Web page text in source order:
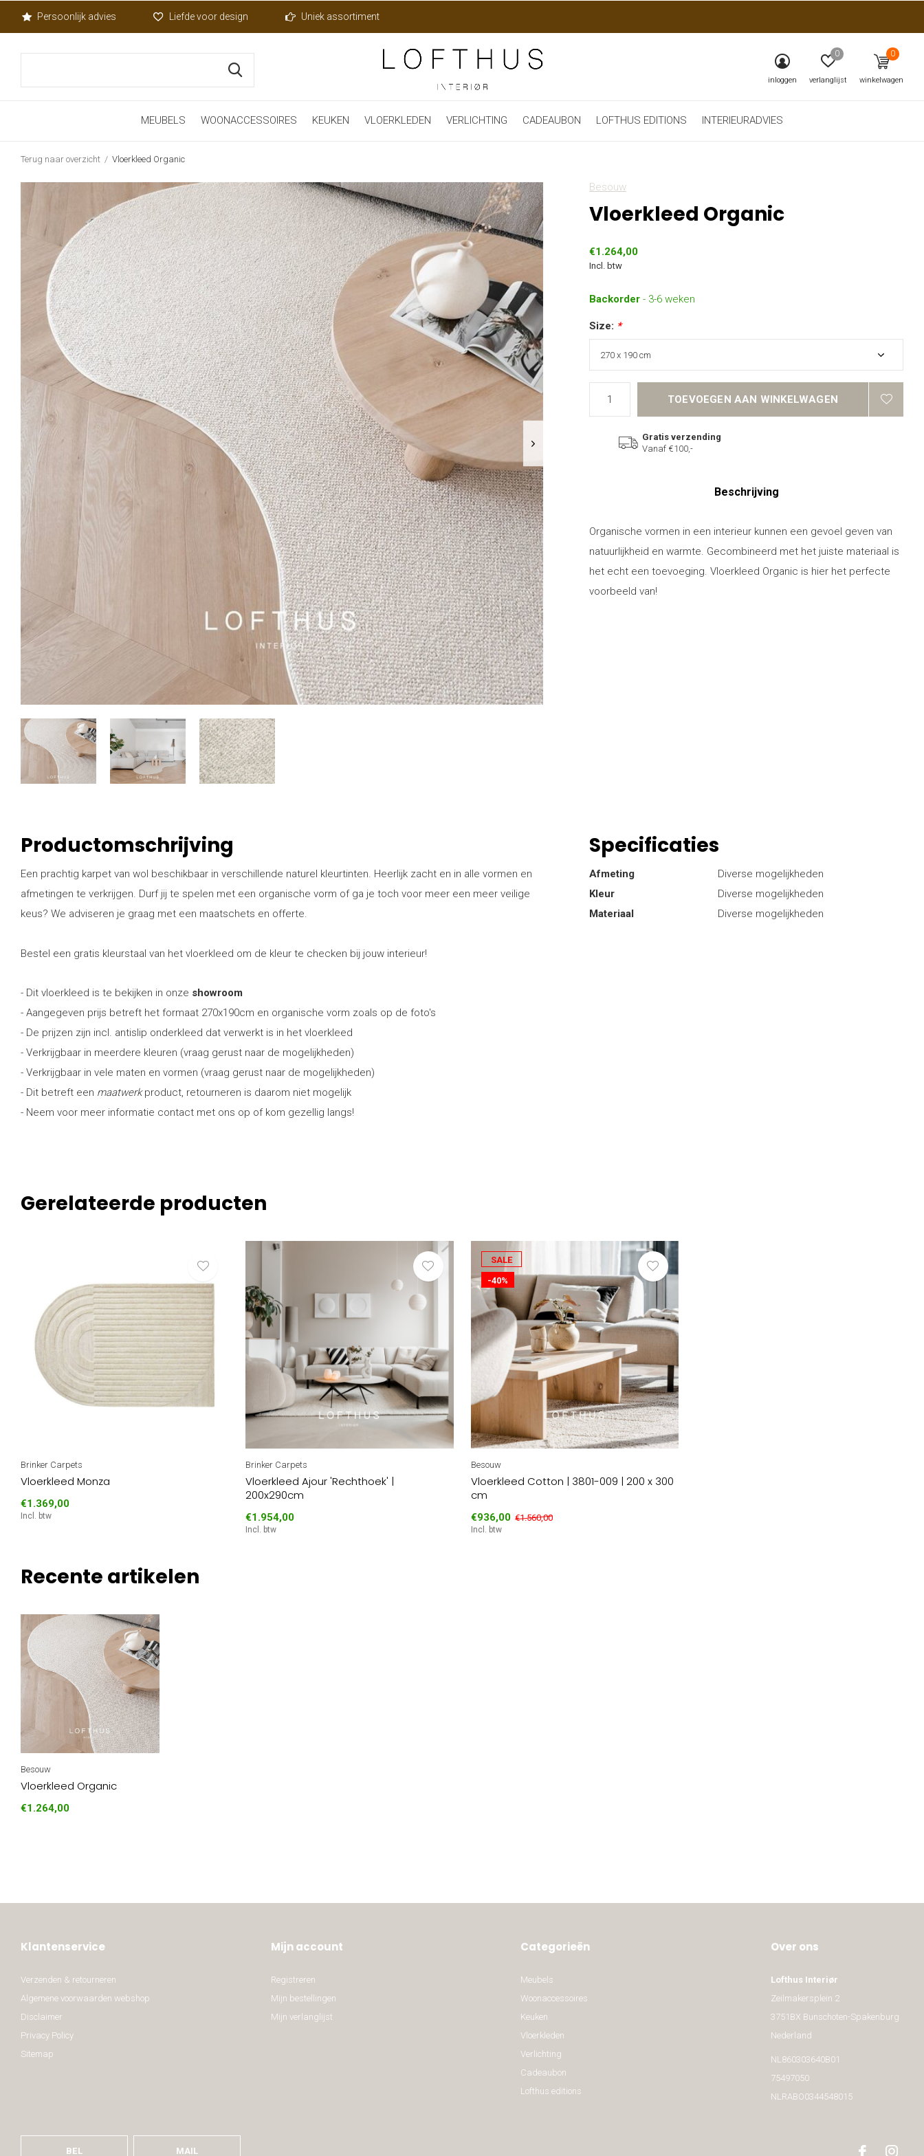
MEUBELS WOONACCESSOIRES KEUKEN VLOERKLEDEN VERLICHTING CADEAUBON LOFTHUS EDITIONS INTERIEURADVIES
inloggen verlanglijst
0
winkelwagen
0
Persoonlijk advies Liefde voor design Uniek assortiment
Terug naar overzicht Vloerkleed Organic
Besouw
Vloerkleed Organic
€1.264,00
Incl. btw
Backorder - 3-6 weken
Size: *
TOEVOEGEN AAN WINKELWAGEN
Gratis verzending
Vanaf €100,-
Beschrijving
Organische vormen in een interieur kunnen een gevoel geven van
natuurlijkheid en warmte. Gecombineerd met het juiste materiaal is
het echt een toevoeging. Vloerkleed Organic is hier het perfecte
voorbeeld van!
Productomschrijving
Een prachtig karpet van wol beschikbaar in verschillende naturel kleurtinten. Heerlijk zacht en in alle vormen en
afmetingen te verkrijgen. Durf jij te spelen met een organische vorm of ga je toch voor meer een meer veilige
keus? We adviseren je graag met een maatschets en offerte.
Bestel een gratis kleurstaal van het vloerkleed om de kleur te checken bij jouw interieur!
- Dit vloerkleed is te bekijken in onze showroom
- Aangegeven prijs betreft het formaat 270x190cm en organische vorm zoals op de foto's
- De prijzen zijn incl. antislip onderkleed dat verwerkt is in het vloerkleed
- Verkrijgbaar in meerdere kleuren (vraag gerust naar de mogelijkheden)
- Verkrijgbaar in vele maten en vormen (vraag gerust naar de mogelijkheden)
- Dit betreft een maatwerkproduct, retourneren is daarom niet mogelijk
- Neem voor meer informatie contact met ons op of kom gezellig langs!
Specificaties
Afmeting
Diverse mogelijkheden
Kleur
Diverse mogelijkheden
Materiaal
Diverse mogelijkheden
Gerelateerde producten
Brinker Carpets
Vloerkleed Monza
€1.369,00
Incl. btw
Brinker Carpets
Vloerkleed Ajour 'Rechthoek' |
200x290cm
€1.954,00
Incl. btw
SALE
-40%
Besouw
Vloerkleed Cotton | 3801-009 | 200 x 300
cm
€936,00 €1.560,00
Incl. btw
Recente artikelen
Besouw
Vloerkleed Organic
€1.264,00
Klantenservice
Verzenden & retourneren
Algemene voorwaarden webshop
Disclaimer
Privacy Policy
Sitemap
Mijn account
Registreren
Mijn bestellingen
Mijn verlanglijst
Categorieën
Meubels
Woonaccessoires
Keuken
Vloerkleden
Verlichting
Cadeaubon
Lofthus editions
Over ons
Lofthus Interiør
Zeilmakersplein 2
3751BX Bunschoten-Spakenburg
Nederland
NL860303640B01
75497050
NLRABO0344548015
BEL MAIL